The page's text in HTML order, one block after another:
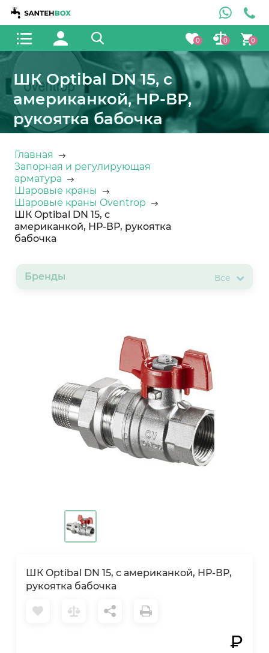
0 0 0
ШК Optibal DN 15, с
американкой, НР-ВР,
рукоятка бабочка
Главная
Запорная и регулирующая
арматура
Шаровые краны
Шаровые краны Oventrop
ШК Optibal DN 15, с
американкой, НР-ВР, рукоятка
бабочка
Бренды Все
ШК Optibal DN 15, с американкой, НР-ВР,
рукоятка бабочка
₽